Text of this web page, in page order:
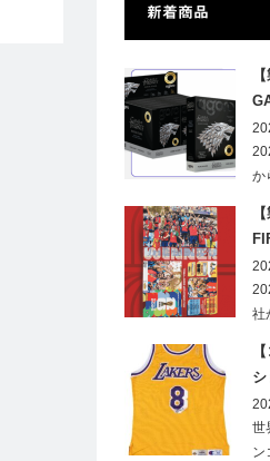
新着商品
か
社
ー
ン
世
ン